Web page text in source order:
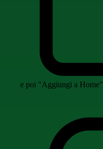
e poi "Aggiungi a Home"